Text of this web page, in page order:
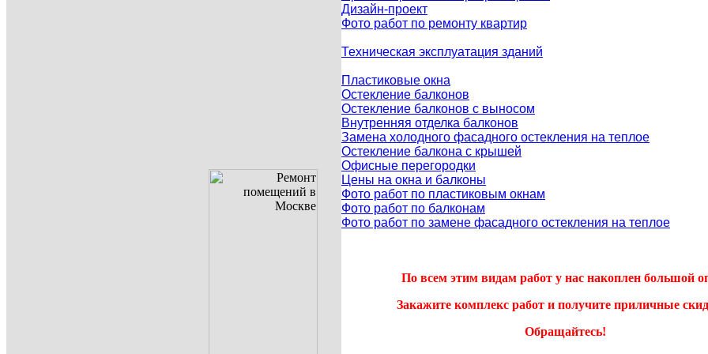
Дизайн-проект
Фото работ по ремонту квартир
Техническая эксплуатация зданий
Пластиковые окна
Остекление балконов
Остекление балконов с выносом
Внутренняя отделка балконов
Замена холодного фасадного остекления на теплое
Остекление балкона с крышей
Офисные перегородки
Цены на окна и балконы
Фото работ по пластиковым окнам
Фото работ по балконам
Фото работ по замене фасадного остекления на теплое
По всем этим видам работ у нас накоплен большой
Закажите комплекс работ и получите приличные
Обращайтесь!